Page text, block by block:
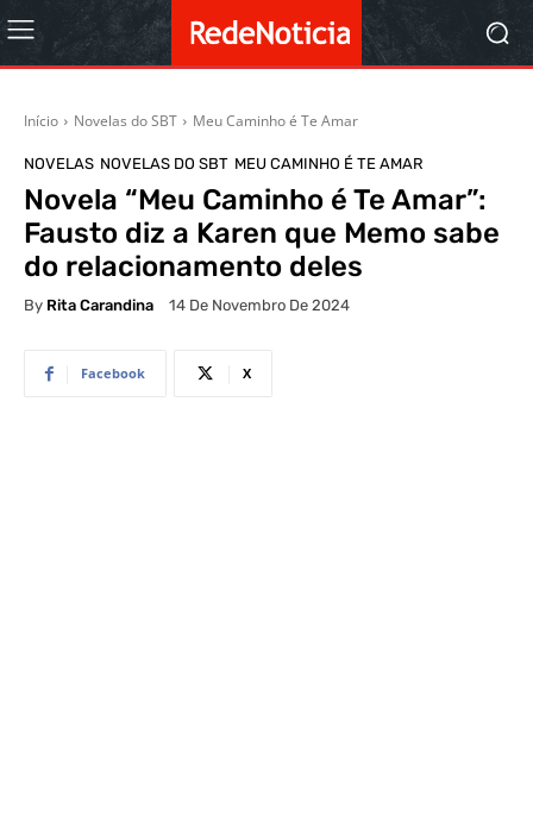
Início Novelas do SBT Meu Caminho é Te Amar
NOVELAS NOVELAS DO SBT MEU CAMINHO É TE AMAR
Novela “Meu Caminho é Te Amar”:
Fausto diz a Karen que Memo sabe
do relacionamento deles
By Rita Carandina 14 De Novembro De 2024
Facebook X